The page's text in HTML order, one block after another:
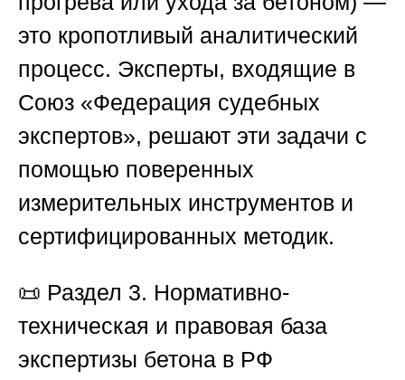
это кропотливый аналитический
процесс. Эксперты, входящие в
Союз «Федерация судебных
экспертов», решают эти задачи с
помощью поверенных
измерительных инструментов и
сертифицированных методик.
📜 Раздел 3. Нормативно-
техническая и правовая база
экспертизы бетона в РФ